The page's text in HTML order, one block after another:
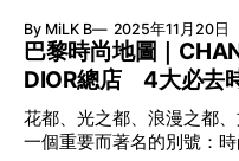
和昌大押、海安㗎啡室、
行……如此近距離細看實在
「街招」努力保留被拆卸
料、出現年份、清拆原因
歸納、好好保存下來。 份屬中文大學建築系的同學，兩人在
畢業後碰巧在同一公司工
論是追求城市景觀、一嚐
宮廷式服務，都能在這個城市得到
◎design_LeX CHEVAL BLANC PARIS：擁全球首間DIOR水療
中心 伴隨莎瑪麗丹百貨公司開幕的，還有巴黎最新住宿熱點
CHEVAL BLANC PARIS。
宮、艾菲爾鐵塔、聖母院
By MiLK B 2025年11月20日
巴黎時尚地圖｜
DIOR總店 4大必去
花都、光之都、浪漫之都
一個重要而著名的別號：